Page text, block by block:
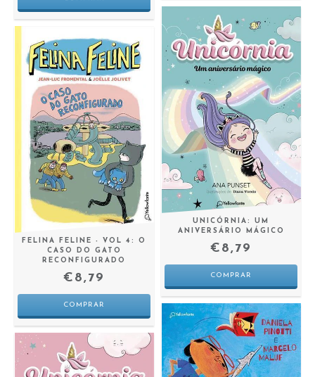
FELINA FELINE - VOL 4: O
CASO DO GATO
RECONFIGURADO
€8,79
UNICÓRNIA: UM
ANIVERSÁRIO MÁGICO
€8,79